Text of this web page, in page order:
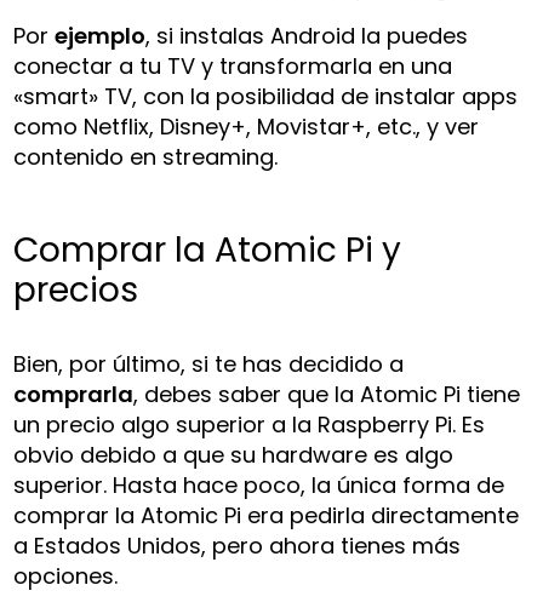
Porejemplo, si instalas Android la puedes
conectar a tu TV y transformarla en una
«smart» TV, con la posibilidad de instalar apps
como Netflix, Disney+, Movistar+, etc., y ver
contenido en streaming.
Comprar la Atomic Pi y
precios
Bien, por último, si te has decidido a
comprarla, debes saber que la Atomic Pi tiene
un precio algo superior a la Raspberry Pi. Es
obvio debido a que su hardware es algo
superior. Hasta hace poco, la única forma de
comprar la Atomic Pi era pedirla directamente
a Estados Unidos, pero ahora tienes más
opciones.